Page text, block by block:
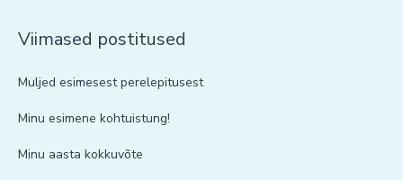
Viimased postitused
Muljed esimesest perelepitusest
Minu esimene kohtuistung!
Minu aasta kokkuvõte